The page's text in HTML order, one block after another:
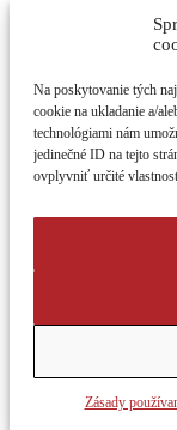
Na poskytovanie tých
cookie na ukladanie a/
technológiami nám
jedinečné ID na tejto
ovplyvniť určité
Zásady
:
Betka Pagáčová
v rubrike:Recenzie
Veľké